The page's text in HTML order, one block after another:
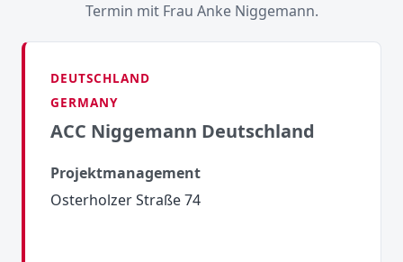
Termin mit Frau Anke Niggemann.
DEUTSCHLAND
GERMANY
ACC Niggemann Deutschland
Projektmanagement
Osterholzer Straße 74